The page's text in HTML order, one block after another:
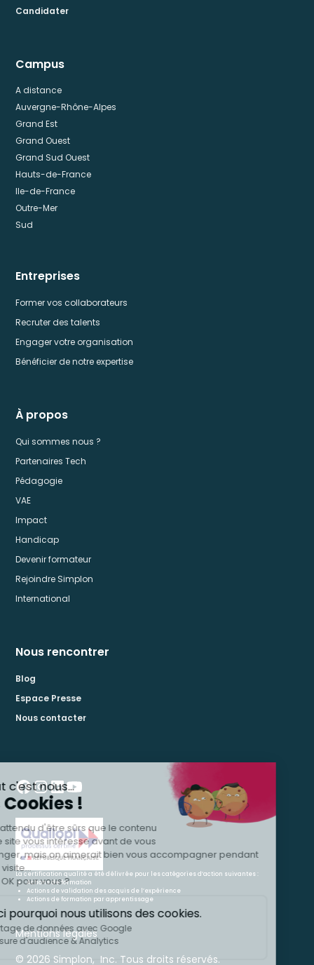
Candidater
Campus
A distance
Auvergne-Rhône-Alpes
Grand Est
Grand Ouest
Grand Sud Ouest
Hauts-de-France
Ile-de-France
Outre-Mer
Sud
Entreprises
Former vos collaborateurs
Recruter des talents
Engager votre organisation
Bénéficier de notre expertise
À propos
Qui sommes nous ?
Partenaires Tech
Pédagogie
VAE
Impact
Handicap
Devenir formateur
Rejoindre Simplon
International
Nous rencontrer
Blog
Espace Presse
Nous contacter
© 2026 Simplon, Inc. Tous droits réservés.
Mentions légales
La certification qualité a été délivrée pour les catégories d’action suivantes :
Actions de formation
Actions de validation des acquis de l’expérience
Actions de formation par apprentissage